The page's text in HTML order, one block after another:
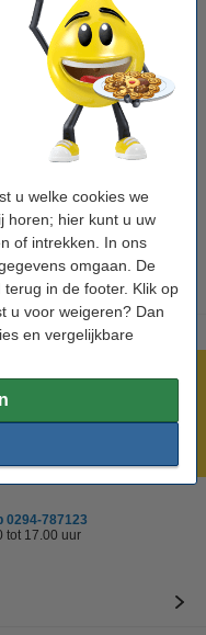
u welke cookies we
horen; hier kunt u uw
of intrekken. In ons
omgaan. De
in de footer. Klik op
u voor weigeren? Dan
en vergelijkbare
van 2.500 vel A4 -
0294-787123
tot 17.00 uur